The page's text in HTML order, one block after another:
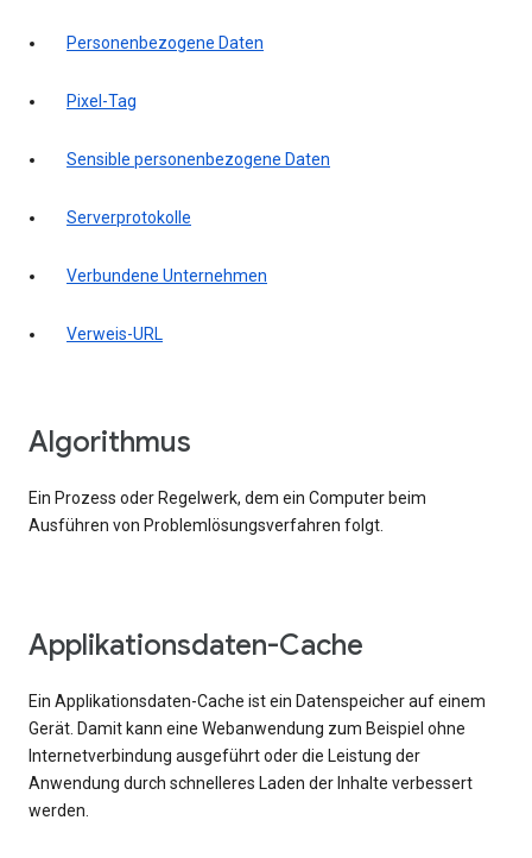
Personenbezogene Daten
Pixel-Tag
Sensible personenbezogene Daten
Serverprotokolle
Verbundene Unternehmen
Verweis-URL
Algorithmus
Ein Prozess oder Regelwerk, dem ein Computer beim
Ausführen von Problemlösungsverfahren folgt.
Applikationsdaten-Cache
Ein Applikationsdaten-Cache ist ein Datenspeicher auf einem
Gerät. Damit kann eine Webanwendung zum Beispiel ohne
Internetverbindung ausgeführt oder die Leistung der
Anwendung durch schnelleres Laden der Inhalte verbessert
werden.